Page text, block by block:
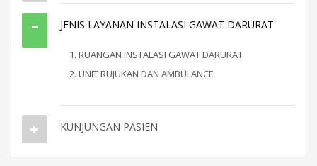
JENIS LAYANAN INSTALASI GAWAT DARURAT
1. RUANGAN INSTALASI GAWAT DARURAT
2. UNIT RUJUKAN DAN AMBULANCE
KUNJUNGAN PASIEN